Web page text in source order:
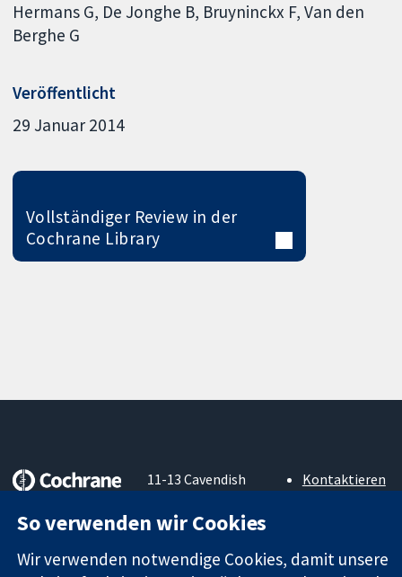
Hermans G De Jonghe B Bruyninckx F Van den
Berghe G
Veröffentlicht
29 Januar 2014
Vollständiger Review in der
Cochrane Library
Zuverlässige
Evidenz
Informierte
11-13 Cavendish
London
Vereinigtes
Kontaktieren
Über uns
So verwenden wir Cookies
Wir verwenden notwendige Cookies, damit unsere